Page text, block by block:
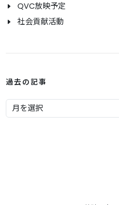
QVC放映予定
社会貢献活動
過去の記事